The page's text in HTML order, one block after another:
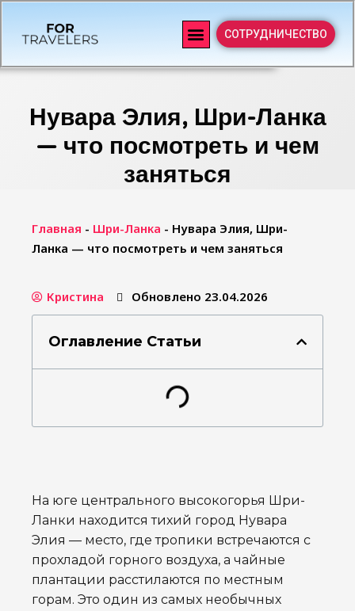
СОТРУДНИЧЕСТВО
Нувара Элия, Шри-Ланка
— что посмотреть и чем
заняться
Главная - Шри-Ланка - Нувара Элия, Шри-
Ланка — что посмотреть и чем заняться
Кристина Обновлено 23.04.2026
Оглавление Статьи
На юге центрального высокогорья Шри-
Ланки находится тихий город Нувара
Элия — место, где тропики встречаются с
прохладой горного воздуха, а чайные
плантации расстилаются по местным
горам. Это один из самых необычных